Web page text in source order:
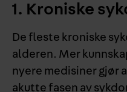
1. Kroniske
De fleste kroniske
alderen. Mer
nyere medisiner gjør
akutte fasen av